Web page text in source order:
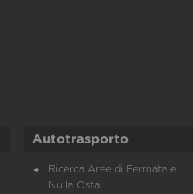
Autotrasporto
Ricerca Aree di Fermata e
Nulla Osta